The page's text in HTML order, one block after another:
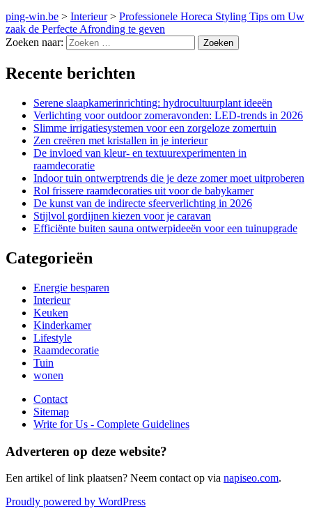
ping-win.be > Interieur> Professionele Horeca Styling Tips om Uw
zaak de Perfecte Afronding te geven
Zoeken naar:
Recente berichten
Serene slaapkamerinrichting: hydrocultuurplant ideeën
Verlichting voor outdoor zomeravonden: LED-trends in 2026
Slimme irrigatiesystemen voor een zorgeloze zomertuin
Zen creëren met kristallen in je interieur
De invloed van kleur- en textuurexperimenten in
raamdecoratie
Indoor tuin ontwerptrends die je deze zomer moet uitproberen
Rol frissere raamdecoraties uit voor de babykamer
De kunst van de indirecte sfeerverlichting in 2026
Stijlvol gordijnen kiezen voor je caravan
Efficiënte buiten sauna ontwerpideeën voor een tuinupgrade
Categorieën
Energie besparen
Interieur
Keuken
Kinderkamer
Lifestyle
Raamdecoratie
Tuin
wonen
Contact
Sitemap
Write for Us - Complete Guidelines
Adverteren op deze website?
Een artikel of link plaatsen? Neem contact op via napiseo.com.
Proudly powered by WordPress